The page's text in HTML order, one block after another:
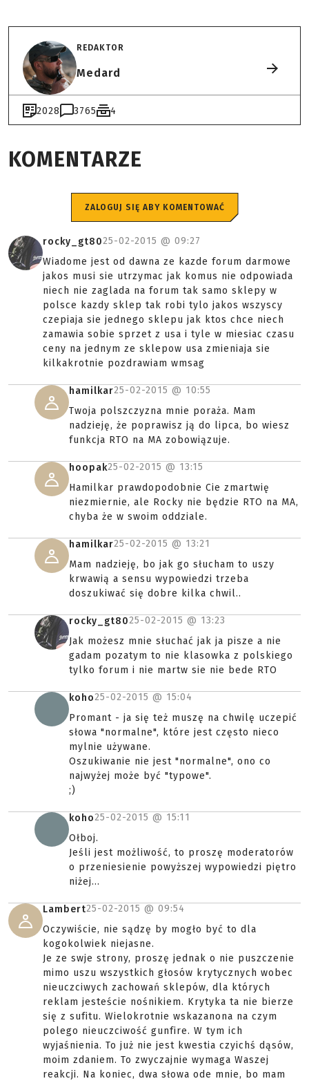
REDAKTOR
Medard
2028 3765 4
KOMENTARZE
ZALOGUJ SIĘ ABY KOMENTOWAĆ
rocky_gt8025-02-2015 @ 09:27
Wiadome jest od dawna ze kazde forum darmowe
jakos musi sie utrzymac jak komus nie odpowiada
niech nie zaglada na forum tak samo sklepy w
polsce kazdy sklep tak robi tylo jakos wszyscy
czepiaja sie jednego sklepu jak ktos chce niech
zamawia sobie sprzet z usa i tyle w miesiac czasu
ceny na jednym ze sklepow usa zmieniaja sie
kilkakrotnie pozdrawiam wmsag
hamilkar25-02-2015 @ 10:55
Twoja polszczyzna mnie poraża. Mam
nadzieję, że poprawisz ją do lipca, bo wiesz
funkcja RTO na MA zobowiązuje.
hoopak25-02-2015 @ 13:15
Hamilkar prawdopodobnie Cie zmartwię
niezmiernie, ale Rocky nie będzie RTO na MA,
chyba że w swoim oddziale.
hamilkar25-02-2015 @ 13:21
Mam nadzieję, bo jak go słucham to uszy
krwawią a sensu wypowiedzi trzeba
doszukiwać się dobre kilka chwil..
rocky_gt8025-02-2015 @ 13:23
Jak możesz mnie słuchać jak ja pisze a nie
gadam pozatym to nie klasowka z polskiego
tylko forum i nie martw sie nie bede RTO
koho25-02-2015 @ 15:04
Promant - ja się też muszę na chwilę uczepić
słowa "normalne", które jest często nieco
mylnie używane.
Oszukiwanie nie jest "normalne", ono co
najwyżej może być "typowe".
;)
koho25-02-2015 @ 15:11
Ołboj.
Jeśli jest możliwość, to proszę moderatorów
o przeniesienie powyższej wypowiedzi piętro
niżej...
Lambert25-02-2015 @ 09:54
Oczywiście, nie sądzę by mogło być to dla
kogokolwiek niejasne.
Je ze swje strony, proszę jednak o nie puszczenie
mimo uszu wszystkich głosów krytycznych wobec
nieuczciwych zachowań sklepów, dla których
reklam jesteście nośnikiem. Krytyka ta nie bierze
się z sufitu. Wielokrotnie wskazanona na czym
polego nieuczciwość gunfire. W tym ich
wyjaśnienia. To już nie jest kwestia czyichś dąsów,
moim zdaniem. To zwyczajnie wymaga Waszej
reakcji. Na koniec, dwa słowa ode mnie, bo mam